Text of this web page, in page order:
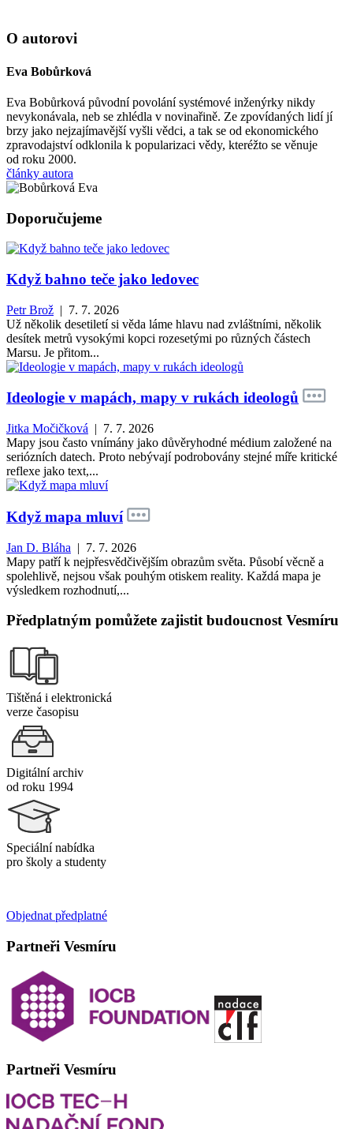
O autorovi
Eva Bobůrková
Eva Bobůrková původní povolání systémové inženýrky nikdy
nevykonávala, neb se zhlédla v novinařině. Ze zpovídaných lidí jí
brzy jako nejzajímavější vyšli vědci, a tak se od ekonomického
zpravodajství odklonila k popularizaci vědy, kteréžto se věnuje
od roku 2000.
články autora
Doporučujeme
Když bahno teče jako ledovec
Petr Brož | 7. 7. 2026
Už několik desetiletí si věda láme hlavu nad zvláštními, několik
desítek metrů vysokými kopci rozesetými po různých částech
Marsu. Je přitom...
Ideologie v mapách, mapy v rukách ideologů
Jitka Močičková | 7. 7. 2026
Mapy jsou často vnímány jako důvěryhodné médium založené na
seriózních datech. Proto nebývají podrobovány stejné míře kritické
reflexe jako text,...
Když mapa mluví
Jan D. Bláha | 7. 7. 2026
Mapy patří k nejpřesvědčivějším obrazům světa. Působí věcně a
spolehlivě, nejsou však pouhým otiskem reality. Každá mapa je
výsledkem rozhodnutí,...
Předplatným pomůžete zajistit budoucnost Vesmíru
Tištěná i elektronická
verze časopisu
Digitální archiv
od roku 1994
Speciální nabídka
pro školy a studenty
Objednat předplatné
Partneři Vesmíru
Partneři Vesmíru